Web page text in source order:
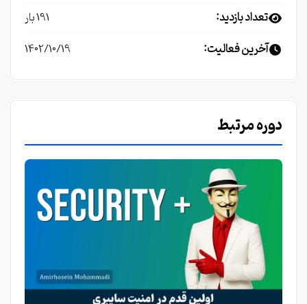
تعداد بازدید: 191 بار
آخرین فعالیت: 1402/10/19
دوره مرتبط